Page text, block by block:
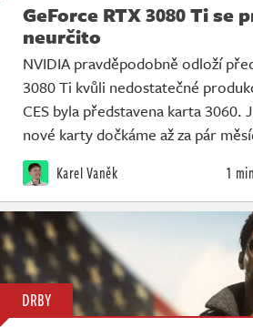
GeForce RTX 3080 Ti se
neurčito
NVIDIA pravděpodobně odloží
3080 Ti kvůli nedostatečné
CES byla představena karta 3060.
nové karty dočkáme až za pár
Karel Vaněk 1
DRBY